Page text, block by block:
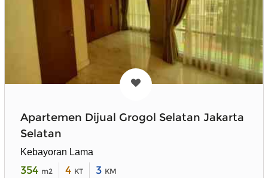
Apartemen Dijual Grogol Selatan Jakarta
Selatan
Kebayoran Lama
354 m2 4 KT 3 KM